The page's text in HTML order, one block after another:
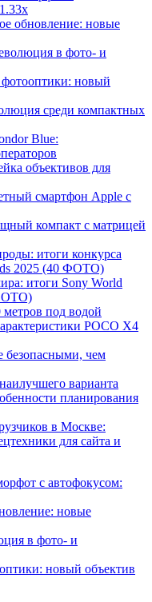
обновление: новые
в фото- и
фотооптики: новый
среди компактных
Blue:
объективов для
смартфон Apple с
компакт с матрицей
итоги конкурса
2025 (40 ФОТО)
итоги Sony World
метров под водой
POCO X4
безопасными, чем
варианта
планирования
в Москве:
для сайта и
с автофокусом:
новые
в фото- и
новый объектив